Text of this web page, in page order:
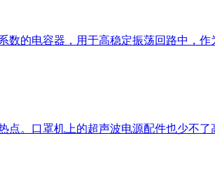
的电容器，用于高稳定振荡回路中，
。口罩机上的超声波电源配件也少不